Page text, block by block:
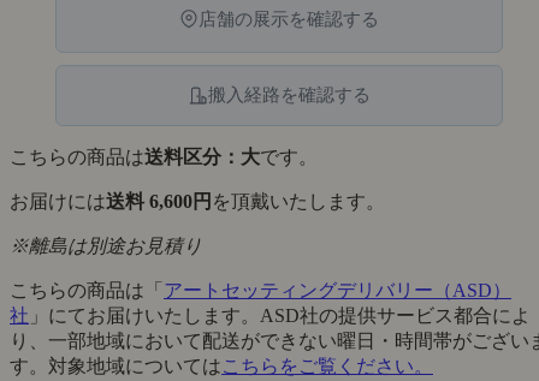
店舗の展示を確認する
搬入経路を確認する
こちらの商品は送料区分：大です。
お届けには送料 6,600円 を頂戴いたします。
※離島は別途お見積り
こちらの商品は「 アートセッティングデリバリー（ASD）
社 」にてお届けいたします。ASD社の提供サービス都合によ
り、一部地域において配送ができない曜日・時間帯がござい
す。対象地域についてはこちらをご覧ください。